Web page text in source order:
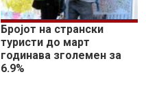
Бројот на странски
туристи до март
годинава зголемен за
6.9%